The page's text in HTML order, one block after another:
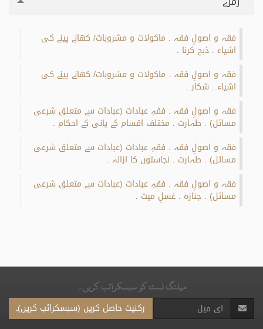
فقہ و اصولِ فقہ ماکولات و مشروبات/ کھانے پینے کی
اشیاء ذبح کرنا
فقہ و اصولِ فقہ ماکولات و مشروبات/ کھانے پینے کی
اشیاء شکار
فقہ و اصولِ فقہ فقہِ عبادات (عبادات سے متعلق شرعی
مسائل) طہارت مختلف اقسام کے پانی کے احکام
فقہ و اصولِ فقہ فقہِ عبادات (عبادات سے متعلق شرعی
مسائل) طہارت نجاستوں کا ازالہ
فقہ و اصولِ فقہ فقہِ عبادات (عبادات سے متعلق شرعی
مسائل) جنازه غسلِ میت
میلنگ لسٹ کو سبسکرائب کریں۔
رکنیت حاصل کریں (سبسکرائب کریں)۔